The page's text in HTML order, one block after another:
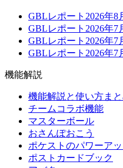
GBLレポート2026年8
GBLレポート2026年7
GBLレポート2026年7
GBLレポート2026年7
機能解説
機能解説と使い方ま
チームコラボ機能
マスターボール
おさんぽおこう
ポケストのパワーア
ポストカードブック